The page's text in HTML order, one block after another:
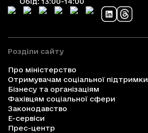
Розділи сайту
Про міністерство
Отримувачам соціальної підтримки
Бізнесу та організаціям
Фахівцям соціальної сфери
Законодавство
Е-сервіси
Прес-центр